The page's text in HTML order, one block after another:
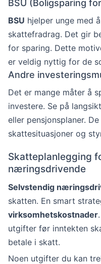
BSU (Boligsparing
BSU hjelper unge med
skattefradrag. Det gir
for sparing. Dette
er veldig nyttig for de
Andre
Det er mange måter å
investere. Se på
eller pensjonsplaner.
skattesituasjoner og
Skatteplanlegging
næringsdrivende
Selvstendig
skatten. En smart
virksomhetskostnader
utgifter før inntekten
betale i skatt.
Noen utgifter du kan